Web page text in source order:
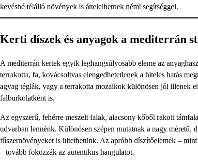
kevésbé télálló növények is áttelelhetnek némi segítséggel.
Kerti díszek és anyagok a mediterrán
A mediterrán kertek egyik leghangsúlyosabb eleme az
terrakotta, fa, kovácsoltvas elengedhetetlenek a hiteles hatás
agyag téglák, vagy a terrakotta mozaikok különösen jól illenek
falburkolatként is.
Az egyszerű, fehérre meszelt falak, alacsony kőből rakott
udvarban lennénk. Különösen szépen mutatnak a nagy méretű,
fűszernövényeket is ültethetünk. Az apróbb díszítőelemek –
– tovább fokozzák az autentikus hangulatot.